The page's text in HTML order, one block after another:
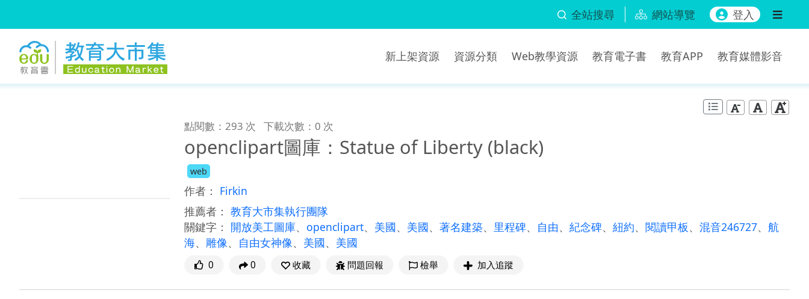
全站搜尋 網站導覽 登入
新上架資源 資源分類 Web教學資源 教育電子書 教育APP 教育媒體影音
點閱數：293 次 下載次數：0 次
openclipart圖庫：Statue of Liberty (black)
web
作者： Firkin
推薦者： 教育大市集執行團隊
關鍵字： 開放美工圖庫、 openclipart、 美國、 美國、 著名建築、 里程碑、 自由、 紀念碑、 紐約、 閱讀甲板、 混音246727、 航
海、 雕像、 自由女神像、 美國、 美國
0 0 收藏 問題回報 檢舉 加入追蹤